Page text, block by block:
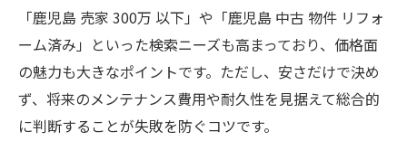
「鹿児島 売家 300万 以下」や「鹿児島 中古 物件 リフォ
ーム済み」といった検索ニーズも高まっており、価格面
の魅力も大きなポイントです。ただし、安さだけで決め
ず、将来のメンテナンス費用や耐久性を見据えて総合的
に判断することが失敗を防ぐコツです。